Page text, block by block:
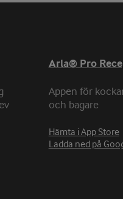
Arla® Pro
Appen för
och bagare
Hämta i App Store
Ladda ned på